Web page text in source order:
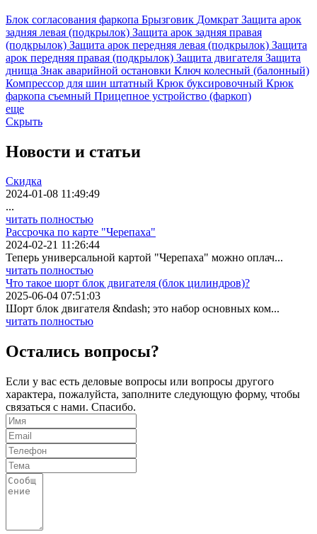
Блок согласования фаркопа Брызговик Домкрат Защита арок
задняя левая (подкрылок) Защита арок задняя правая
(подкрылок) Защита арок передняя левая (подкрылок) Защита
арок передняя правая (подкрылок) Защита двигателя Защита
днища Знак аварийной остановки Ключ колесный (балонный)
Компрессор для шин штатный Крюк буксировочный Крюк
фаркопа съемный Прицепное устройство (фаркоп)
еще
Скрыть
Новости и статьи
Скидка
2024-01-08 11:49:49
...
читать полностью
Рассрочка по карте "Черепаха"
2024-02-21 11:26:44
Теперь универсальной картой "Черепаха" можно оплач...
читать полностью
Что такое шорт блок двигателя (блок цилиндров)?
2025-06-04 07:51:03
Шорт блок двигателя &ndash; это набор основных ком...
читать полностью
Остались вопросы?
Если у вас есть деловые вопросы или вопросы другого
характера, пожалуйста, заполните следующую форму, чтобы
связаться с нами. Спасибо.